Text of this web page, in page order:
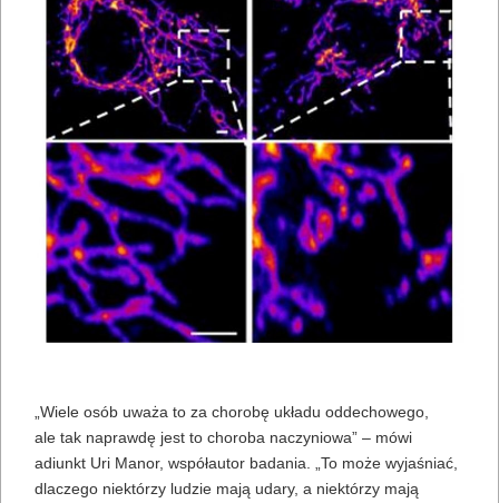
„Wiele osób uważa to za chorobę układu oddechowego,
ale tak naprawdę jest to choroba naczyniowa” – mówi
adiunkt Uri Manor, współautor badania. „To może wyjaśniać,
dlaczego niektórzy ludzie mają udary, a niektórzy mają